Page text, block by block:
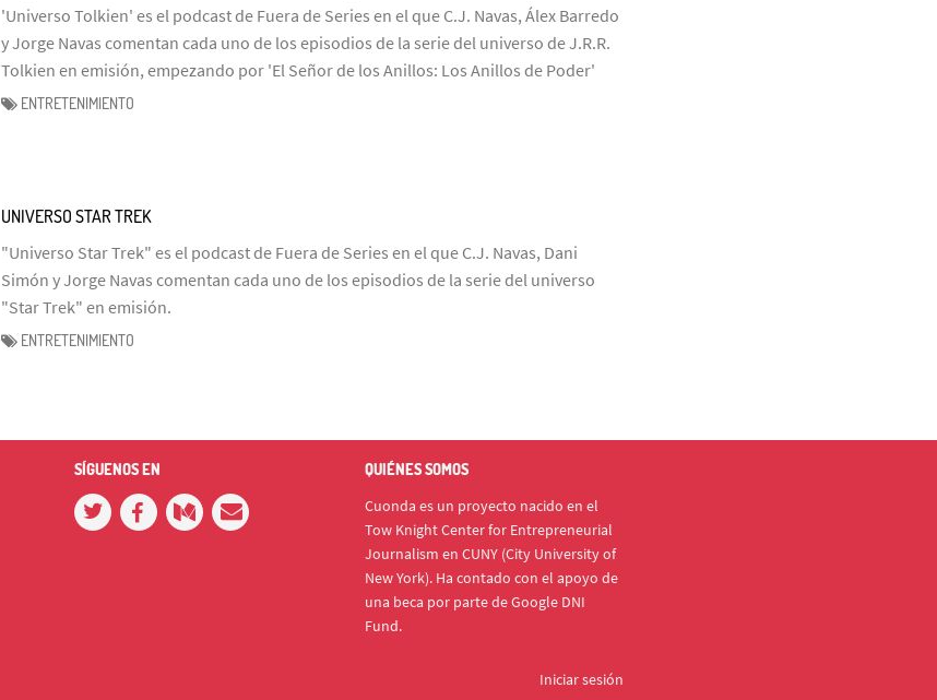
'Universo Tolkien' es el podcast de Fuera de Series en el que C.J. Navas, Álex Barredo
y Jorge Navas comentan cada uno de los episodios de la serie del universo de J.R.R.
Tolkien en emisión, empezando por 'El Señor de los Anillos: Los Anillos de Poder'
ENTRETENIMIENTO
UNIVERSO STAR TREK
"Universo Star Trek" es el podcast de Fuera de Series en el que C.J. Navas, Dani
Simón y Jorge Navas comentan cada uno de los episodios de la serie del universo
"Star Trek" en emisión.
ENTRETENIMIENTO
SÍGUENOS EN QUIÉNES SOMOS
Cuonda es un proyecto nacido en el
Tow Knight Center for Entrepreneurial
Journalism en CUNY (City University of
New York). Ha contado con el apoyo de
una beca por parte de Google DNI
Fund.
Iniciar sesión